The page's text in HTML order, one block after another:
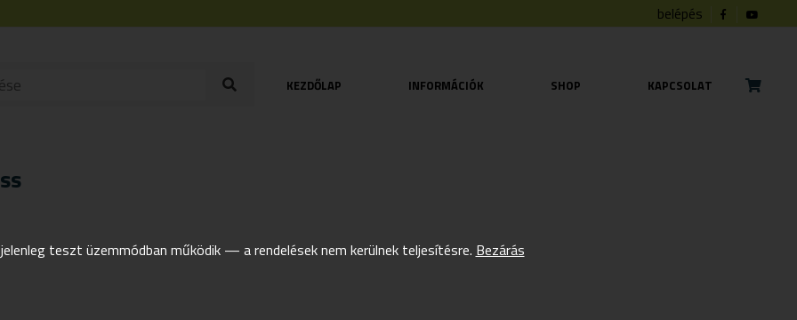
belépés
KEZDŐLAP INFORMÁCIÓK SHOP KAPCSOLAT
teszt üzemmódban működik — a rendelések nem kerülnek teljesítésre. Bezárás